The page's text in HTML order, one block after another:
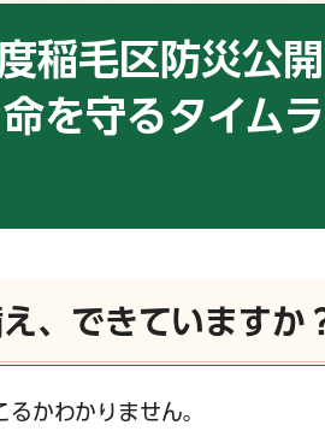
稲毛区防災公
を守るタイム
、できていますか
かわかりません。